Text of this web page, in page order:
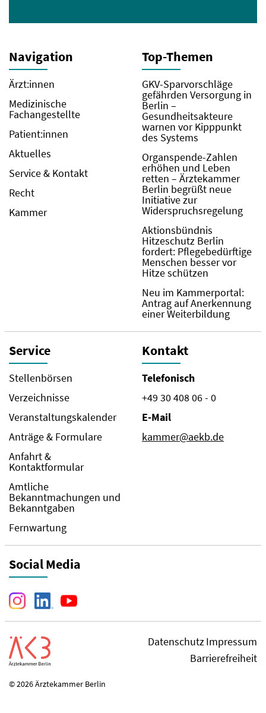
Navigation
Ärzt:innen
Medizinische
Fachangestellte
Patient:innen
Aktuelles
Service & Kontakt
Recht
Kammer
Top-Themen
GKV-Sparvorschläge
gefährden Versorgung in
Berlin –
Gesundheitsakteure
warnen vor Kipppunkt
des Systems
Organspende-Zahlen
erhöhen und Leben
retten – Ärztekammer
Berlin begrüßt neue
Initiative zur
Widerspruchsregelung
Aktionsbündnis
Hitzeschutz Berlin
fordert: Pflegebedürftige
Menschen besser vor
Hitze schützen
Neu im Kammerportal:
Antrag auf Anerkennung
einer Weiterbildung
Service
Stellenbörsen
Verzeichnisse
Veranstaltungskalender
Anträge & Formulare
Anfahrt &
Kontaktformular
Amtliche
Bekanntmachungen und
Bekanntgaben
Fernwartung
Kontakt
Telefonisch
+49 30 408 06 - 0
E-Mail
kammer@aekb.de
Social Media
DatenschutzImpressum
Barrierefreiheit
© 2026 Ärztekammer Berlin